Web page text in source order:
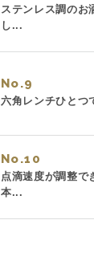
ステンレス調のお
し...
No.
六角レンチひとつ
No.
点滴速度が調整で
本...